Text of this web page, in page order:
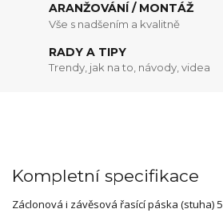
ARANŽOVÁNÍ / MONTÁŽ
Vše s nadšením a kvalitně
RADY A TIPY
Trendy, jak na to, návody, videa
Kompletní specifikace
Záclonová i závěsová řasící páska (stuha)